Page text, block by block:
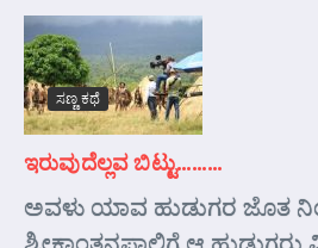
ಸಣ್ಣ ಕಥೆ
ಇರುವುದೆಲ್ಲವ ಬಿಟ್ಟು………
ಅವಳು ಯಾವ ಹುಡುಗರ ಜೊತ